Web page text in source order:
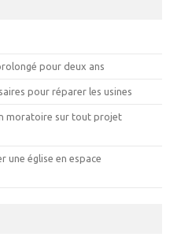
pour deux ans
pour réparer les usines
moratoire sur tout projet
une église en espace